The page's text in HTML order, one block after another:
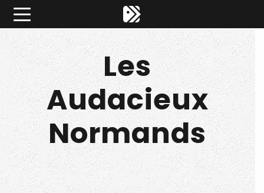
Les
Audacieux
Normands
Pitch ta Normandie
×
Êtes-vous d'accord pour activer les cookies pour une